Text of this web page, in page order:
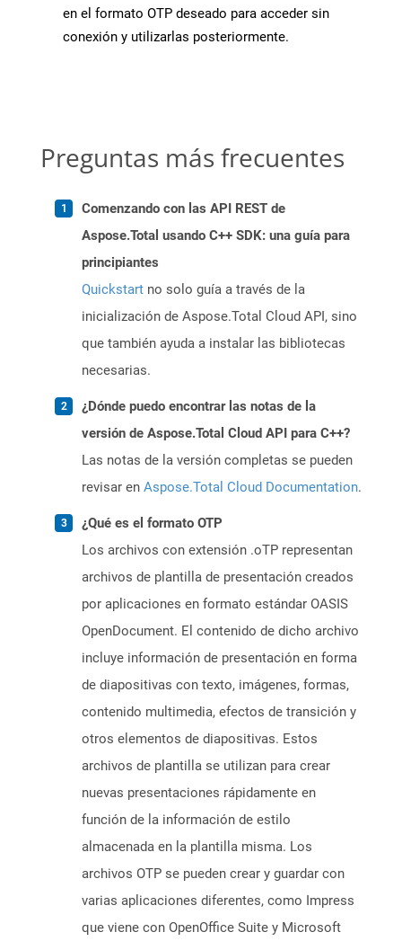
en el formato OTP deseado para acceder sin
conexión y utilizarlas posteriormente.
Preguntas más frecuentes
Comenzando con las API REST de
Aspose.Total usando C++ SDK: una guía para
principiantes
Quickstart no solo guía a través de la
inicialización de Aspose.Total Cloud API, sino
que también ayuda a instalar las bibliotecas
necesarias.
¿Dónde puedo encontrar las notas de la
versión de Aspose.Total Cloud API para C++?
Las notas de la versión completas se pueden
revisar en Aspose.Total Cloud Documentation.
¿Qué es el formato OTP
Los archivos con extensión .oTP representan
archivos de plantilla de presentación creados
por aplicaciones en formato estándar OASIS
OpenDocument. El contenido de dicho archivo
incluye información de presentación en forma
de diapositivas con texto, imágenes, formas,
contenido multimedia, efectos de transición y
otros elementos de diapositivas. Estos
archivos de plantilla se utilizan para crear
nuevas presentaciones rápidamente en
función de la información de estilo
almacenada en la plantilla misma. Los
archivos OTP se pueden crear y guardar con
varias aplicaciones diferentes, como Impress
que viene con OpenOffice Suite y Microsoft